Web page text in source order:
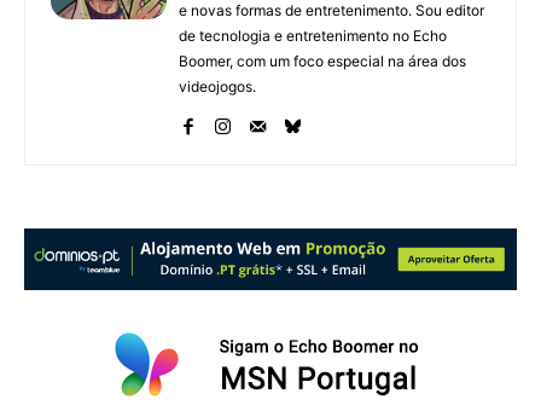
e novas formas de entretenimento. Sou editor
de tecnologia e entretenimento no Echo
Boomer, com um foco especial na área dos
videojogos.